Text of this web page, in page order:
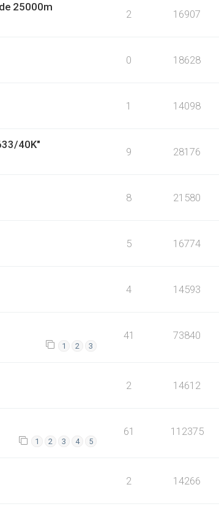
25000m
2 16907
0 18628
1 14098
40K"
9 28176
8 21580
5 16774
4 14593
1 2 3
41 73840
2 14612
1 2 3 4 5
61 112375
2 14266